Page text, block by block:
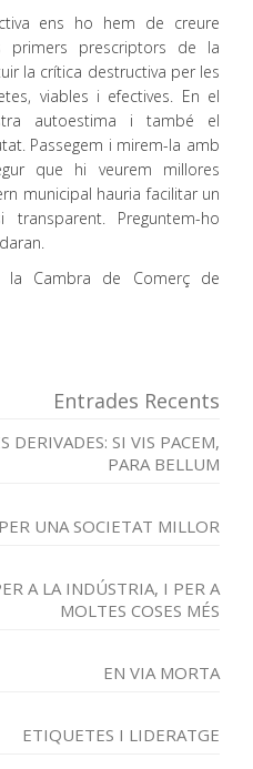
ens ho hem de creure
primers prescriptors de la
la crítica destructiva per les
viables i efectives. En el
autoestima i també el
Passegem i mirem-la amb
que hi veurem millores
municipal hauria facilitar un
transparent. Preguntem-ho
la Cambra de Comerç de
Entrades Recents
DERIVADES: SI VIS PACEM,
PARA BELLUM
UNA SOCIETAT MILLOR
A LA INDÚSTRIA, I PER A
MOLTES COSES MÉS
EN VIA MORTA
ETIQUETES I LIDERATGE